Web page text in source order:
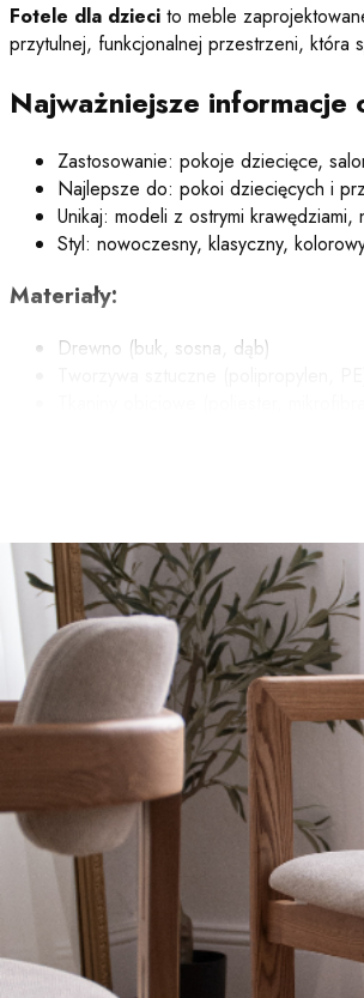
Fotele dla dzieci to meble
przytulnej, funkcjonalnej przestrzeni, która
Najważniejsze
Zastosowanie: pokoje dziecięce,
Najlepsze do: pokoi dziecięcych i
Unikaj: modeli z ostrymi
Styl: nowoczesny, klasyczny,
Materiały:
Drewno (buk, sosna, dąb)
Odporność na uszkodzenia
Łatwość czyszczenia
Kolorowy, atrakcyjny design
Bezpieczeństwo i komfort
Wady:
Mniejsza trwałość w porównaniu do
Konieczność regularnej wymiany w
Wrażliwość na zabrudzenia (w
Konserwacja:
drewno: regularne odkurzanie,
tworzywa sztuczne: mycie wodą z
tkaniny: odkurzanie, czyszczenie